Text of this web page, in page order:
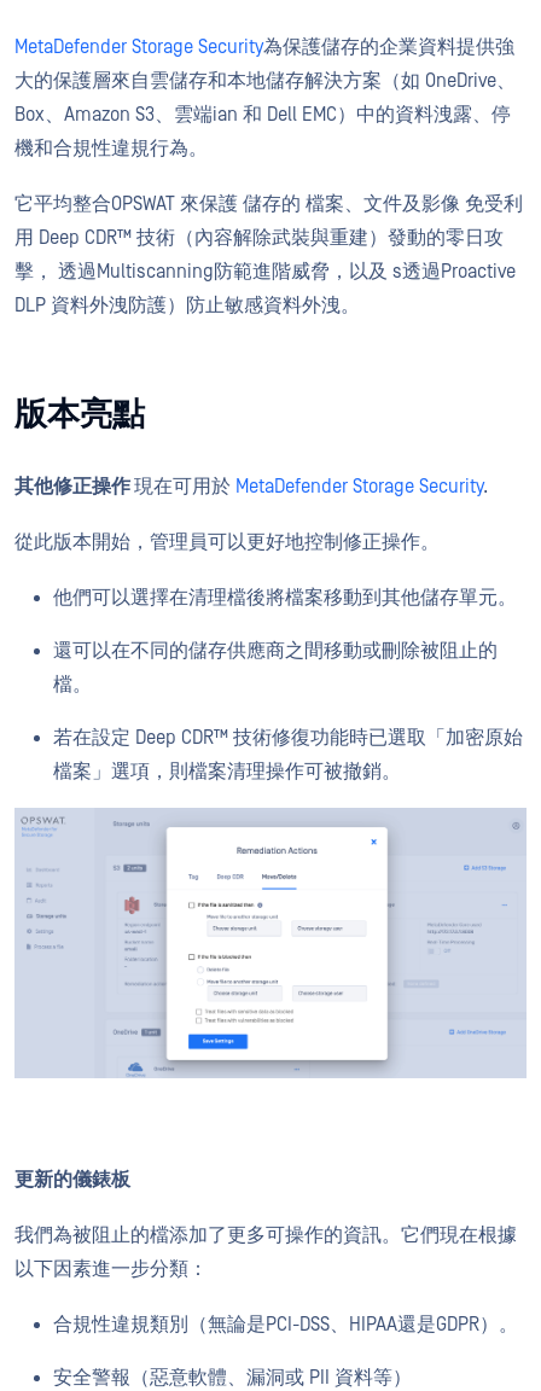
MetaDefender Storage Security為保護儲存的企業資料提供強
大的保護層來自雲儲存和本地儲存解決方案（如 OneDrive、
Box、Amazon S3、 雲端ian 和 Dell EMC） 中的資料洩露、停
機和合規性違規行為。
它平均整合OPSWAT 來保護 儲存的 檔案、文件及影像 免受利
用 Deep CDR™ 技術（內容解除武裝與重建）發動的零日攻
擊 ， 透過Multiscanning防範進階威脅， 以及 s透過Proactive
DLP 資料外洩防護）防止敏感資料外洩。
版本亮點
其他修正操作現在可用於 MetaDefender Storage Security.
從此版本開始，管理員可以更好地控制修正操作。
他們可以選擇在清理檔後將檔案移動到其他儲存單元。
還可以在不同的儲存供應商之間移動或刪除被阻止的
檔。
若在設定 Deep CDR™ 技術修復功能時已選取「加密原始
檔案」選項，則檔案清理操作可被撤銷。
更新的儀錶板
我們為被阻止的檔添加了更多可操作的資訊。它們現在根據
以下因素進一步分類：
合規性違規類別（無論是PCI-DSS、HIPAA還是GDPR）。
安全警報（惡意軟體、漏洞或 PII 資料等）